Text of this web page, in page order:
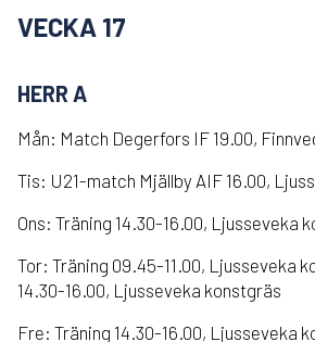
VECKA 17
HERR A
Mån: Match Degerfors IF 19.00,
Tis: U21-match Mjällby AIF 16.00,
Ons: Träning 14.30-16.00, Ljusseveka
Tor: Träning 09.45-11.00, Ljusseveka
14.30-16.00, Ljusseveka konstgräs
Fre: Träning 14.30-16.00, Ljusseveka